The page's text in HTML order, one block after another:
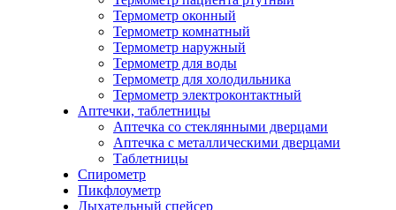
Термометр оконный
Термометр комнатный
Термометр наружный
Термометр для воды
Термометр для холодильника
Термометр электроконтактный
Аптечки, таблетницы
Аптечка со стеклянными дверцами
Аптечка с металлическими дверцами
Таблетницы
Спирометр
Пикфлоуметр
Дыхательный спейсер